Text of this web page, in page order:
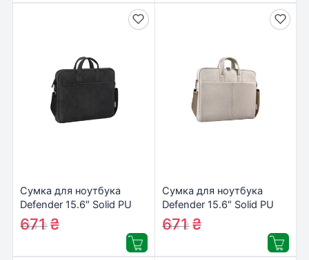
Сумка для ноутбука
Defender 15.6″ Solid PU
black (26091)
714₴
671₴
Сумка для ноутбука
Defender 15.6″ Solid PU
beige (26126)
714₴
671₴